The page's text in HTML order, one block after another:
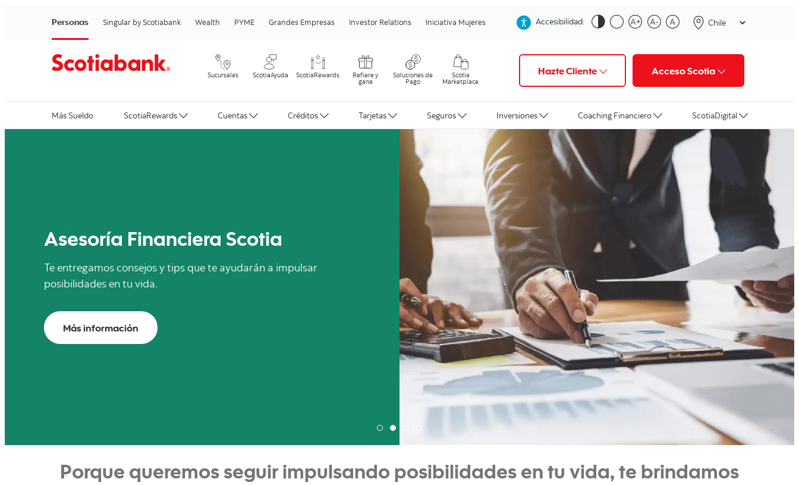
Personas Singular by Scotiabank Wealth PYME Grandes Empresas Investor Relations Iniciativa Mujeres Accesibilidad:
Sucursales ScotiaAyuda ScotiaRewards
Refiere y
gana
Soluciones de
Pago
Scotia
Marketplace
Hazte Cliente Acceso Scotia
Más Sueldo ScotiaRewards Cuentas Créditos Tarjetas Seguros Inversiones Coaching Financiero ScotiaDigital
Phising: Qué es y cómo enfrentarlo
Es tiempo de hacer frente a uno de los engaños por Internet más
comunes en el país ¡Descubre cómo!
Más información
Porque queremos seguir impulsando posibilidades en tu vida, te brindamos